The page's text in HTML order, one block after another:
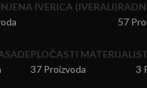
IVERICA (IVERALI)
57
PLOČASTI MATERIJALI
37 Proizvoda
3